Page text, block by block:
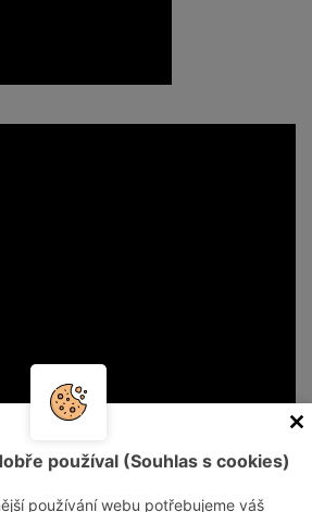
používal (Souhlas s cookies)
používání webu potřebujeme váš